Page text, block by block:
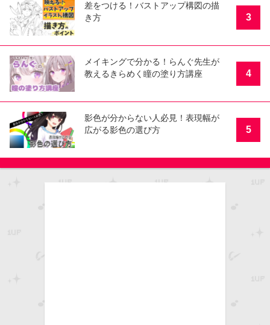
差をつける！バストアップ構図の描
き方
3
メイキングで分かる！らんぐ先生が
教えるきらめく瞳の塗り方講座
4
影色が分からない人必見！表現幅が
広がる影色の選び方
5